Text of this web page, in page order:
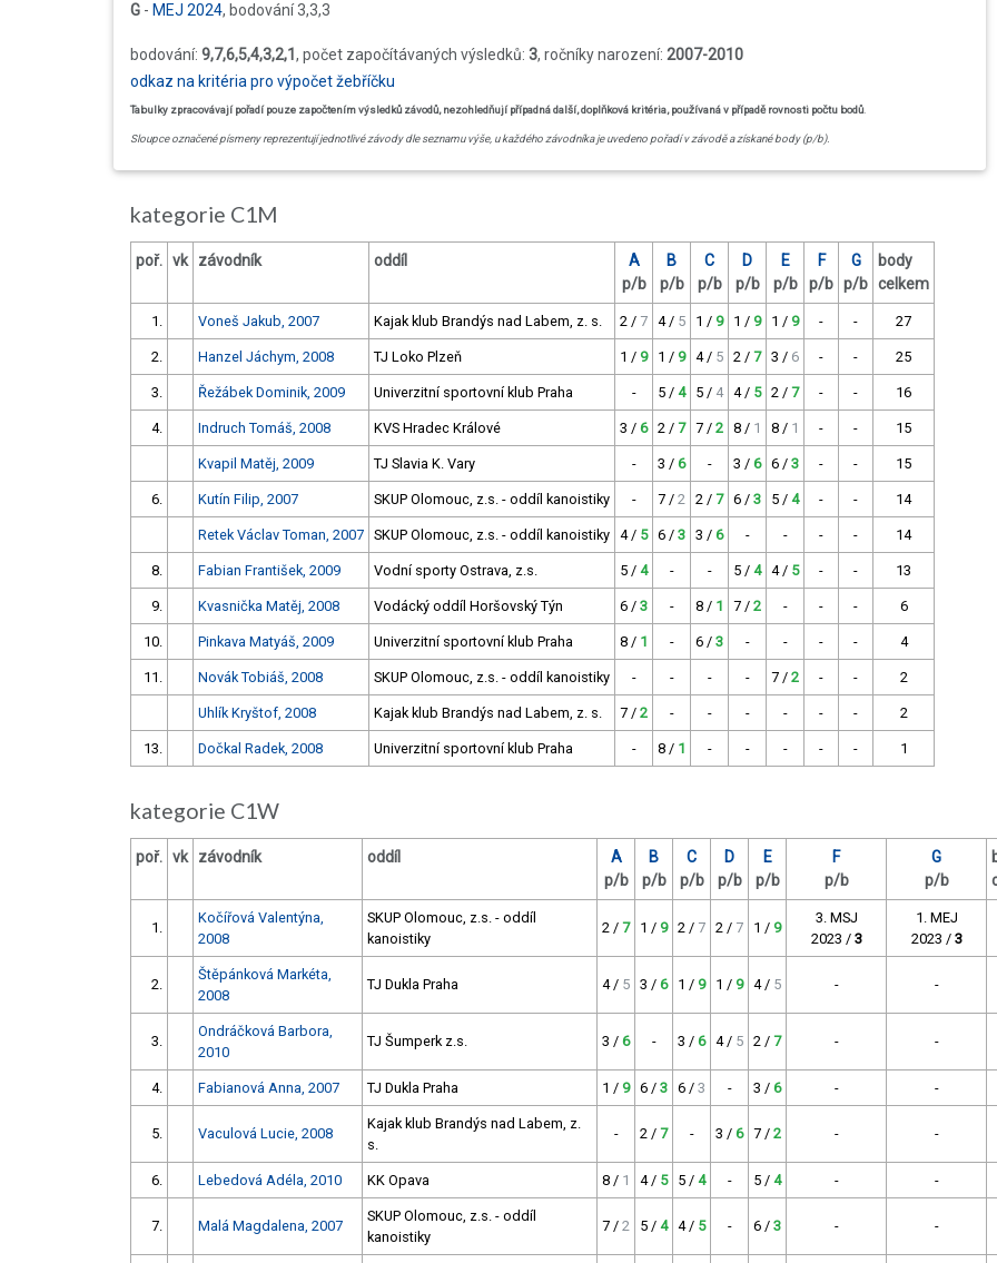
G - MEJ 2024, bodování 3,3,3
bodování: 9,7,6,5,4,3,2,1 , počet započítávaných výsledků: 3, ročníky narození: 2007-2010
odkaz na kritéria pro výpočet žebříčku
Tabulky zpracovávají pořadí pouze započtením výsledků závodů, nezohledňují případná další, doplňková kritéria, používaná v případě rovnosti počtu bodů.
Sloupce označené písmeny reprezentují jednotlivé závody dle seznamu výše, u každého závodníka je uvedeno pořadí v závodě a získané body (p/b).
kategorie C1M
poř. vk závodník oddíl
A
p/b
B
p/b
C
p/b
D
p/b
E
p/b
F
p/b
G
p/b
body
celkem
1. Voneš Jakub, 2007 Kajak klub Brandýs nad Labem, z. s. 2 / 7 4 / 5 1 / 9 1 / 9 1 / 9 - - 27
2. Hanzel Jáchym, 2008 TJ Loko Plzeň 1 / 9 1 / 9 4 / 5 2 / 7 3 / 6 - - 25
3. Řežábek Dominik, 2009 Univerzitní sportovní klub Praha - 5 / 4 5 / 4 4 / 5 2 / 7 - - 16
4. Indruch Tomáš, 2008 KVS Hradec Králové 3 / 6 2 / 7 7 / 2 8 / 1 8 / 1 - - 15
Kvapil Matěj, 2009 TJ Slavia K. Vary - 3 / 6 - 3 / 6 6 / 3 - - 15
6. Kutín Filip, 2007 SKUP Olomouc, z.s. - oddíl kanoistiky - 7 / 2 2 / 7 6 / 3 5 / 4 - - 14
Retek Václav Toman, 2007 SKUP Olomouc, z.s. - oddíl kanoistiky 4 / 5 6 / 3 3 / 6 - - - - 14
8. Fabian František, 2009 Vodní sporty Ostrava, z.s. 5 / 4 - - 5 / 4 4 / 5 - - 13
9. Kvasnička Matěj, 2008 Vodácký oddíl Horšovský Týn 6 / 3 - 8 / 1 7 / 2 - - - 6
10. Pinkava Matyáš, 2009 Univerzitní sportovní klub Praha 8 / 1 - 6 / 3 - - - - 4
11. Novák Tobiáš, 2008 SKUP Olomouc, z.s. - oddíl kanoistiky - - - - 7 / 2 - - 2
Uhlík Kryštof, 2008 Kajak klub Brandýs nad Labem, z. s. 7 / 2 - - - - - - 2
13. Dočkal Radek, 2008 Univerzitní sportovní klub Praha - 8 / 1 - - - - - 1
kategorie C1W
poř. vk závodník oddíl
A
p/b
B
p/b
C
p/b
D
p/b
E
p/b
F
p/b
G
p/b
1.
Kočířová Valentýna,
2008
SKUP Olomouc, z.s. - oddíl
kanoistiky
2 / 7 1 / 9 2 / 7 2 / 7 1 / 9
3. MSJ
2023 / 3
1. MEJ
2023 / 3
2.
Štěpánková Markéta,
2008
TJ Dukla Praha 4 / 5 3 / 6 1 / 9 1 / 9 4 / 5 - -
3.
Ondráčková Barbora,
2010
TJ Šumperk z.s. 3 / 6 - 3 / 6 4 / 5 2 / 7 - -
4. Fabianová Anna, 2007 TJ Dukla Praha 1 / 9 6 / 3 6 / 3 - 3 / 6 - -
5. Vaculová Lucie, 2008
Kajak klub Brandýs nad Labem, z.
s.
- 2 / 7 - 3 / 6 7 / 2 - -
6. Lebedová Adéla, 2010 KK Opava 8 / 1 4 / 5 5 / 4 - 5 / 4 - -
7. Malá Magdalena, 2007
SKUP Olomouc, z.s. - oddíl
kanoistiky
7 / 2 5 / 4 4 / 5 - 6 / 3 - -